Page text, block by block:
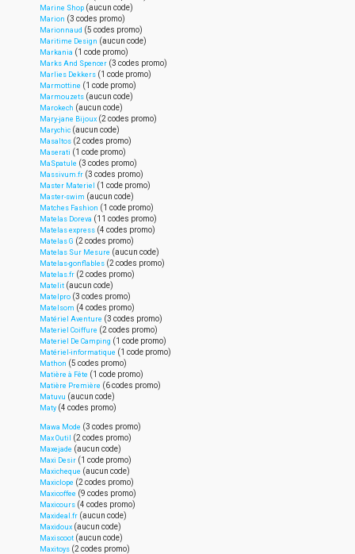
Marine Shop (aucun code)
Marion (3 codes promo)
Marionnaud (5 codes promo)
Maritime Design (aucun code)
Markania (1 code promo)
Marks And Spencer (3 codes promo)
Marlies Dekkers (1 code promo)
Marmottine (1 code promo)
Marmouzets (aucun code)
Marokech (aucun code)
Mary-jane Bijoux (2 codes promo)
Marychic (aucun code)
Masaltos (2 codes promo)
Maserati (1 code promo)
MaSpatule (3 codes promo)
Massivum.fr (3 codes promo)
Master Materiel (1 code promo)
Master-swim (aucun code)
Matches Fashion (1 code promo)
Matelas Doreva (11 codes promo)
Matelas express (4 codes promo)
Matelas G (2 codes promo)
Matelas Sur Mesure (aucun code)
Matelas-gonflables (2 codes promo)
Matelas.fr (2 codes promo)
Matelit (aucun code)
Matelpro (3 codes promo)
Matelsom (4 codes promo)
Matériel Aventure (3 codes promo)
Materiel Coiffure (2 codes promo)
Materiel De Camping (1 code promo)
Matériel-informatique (1 code promo)
Mathon (5 codes promo)
Matière à Fête (1 code promo)
Matière Première (6 codes promo)
Matuvu (aucun code)
Maty (4 codes promo)
Mawa Mode (3 codes promo)
Max Outil (2 codes promo)
Maxejade (aucun code)
Maxi Desir (1 code promo)
Maxicheque (aucun code)
Maxiclope (2 codes promo)
Maxicoffee (9 codes promo)
Maxicours (4 codes promo)
Maxideal.fr (aucun code)
Maxidoux (aucun code)
Maxiscoot (aucun code)
Maxitoys (2 codes promo)